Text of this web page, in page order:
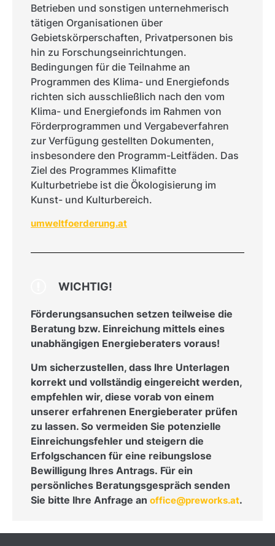
Betrieben und sonstigen unternehmerisch
tätigen Organisationen über
Gebietskörperschaften, Privatpersonen bis
hin zu Forschungseinrichtungen.
Bedingungen für die Teilnahme an
Programmen des Klima- und Energiefonds
richten sich ausschließlich nach den vom
Klima- und Energiefonds im Rahmen von
Förderprogrammen und Vergabeverfahren
zur Verfügung gestellten Dokumenten,
insbesondere den Programm-Leitfäden. Das
Ziel des Programmes Klimafitte
Kulturbetriebe ist die Ökologisierung im
Kunst- und Kulturbereich.
umweltfoerderung.at
WICHTIG!
Förderungsansuchen setzen teilweise die
Beratung bzw. Einreichung mittels eines
unabhängigen Energieberaters voraus!
Um sicherzustellen, dass Ihre Unterlagen
korrekt und vollständig eingereicht werden,
empfehlen wir, diese vorab von einem
unserer erfahrenen Energieberater prüfen
zu lassen. So vermeiden Sie potenzielle
Einreichungsfehler und steigern die
Erfolgschancen für eine reibungslose
Bewilligung Ihres Antrags. Für ein
persönliches Beratungsgespräch senden
Sie bitte Ihre Anfrage an office@preworks.at.